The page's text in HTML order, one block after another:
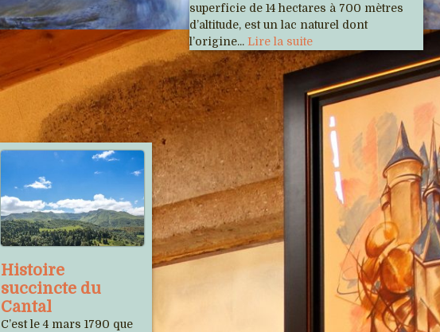
Histoire
succincte du
Cantal
C’est le 4 mars 1790 que
superficie de 14 hectares à 700 mètres
d’altitude, est un lac naturel dont
l’origine... Lire la suite
Articles récents
Auvergne Phot'Haut s'est